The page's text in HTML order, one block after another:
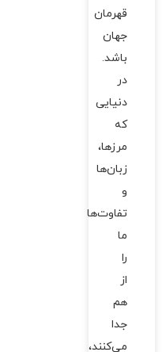
قهرمان
جهان
باشد.
در
دنیایی
که
مرزها،
زبان‌ها
و
تفاوت‌ها
ما
را
از
هم
جدا
می‌کنند،